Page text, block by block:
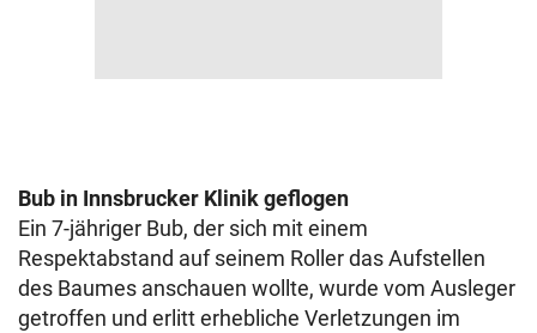
Bub in Innsbrucker Klinik geflogen
Ein 7-jähriger Bub, der sich mit einem
Respektabstand auf seinem Roller das Aufstellen
des Baumes anschauen wollte, wurde vom Ausleger
getroffen und erlitt erhebliche Verletzungen im